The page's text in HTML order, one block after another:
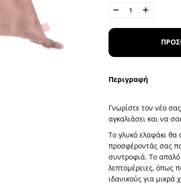
Περιγραφή
Γνωρίστε τον νέο
αγκαλιάσει και να
Το γλυκό ελαφάκι θα
προσφέροντάς σας
συντροφιά. Το
λεπτομέρειες, όπως
ιδανικούς για μικρά